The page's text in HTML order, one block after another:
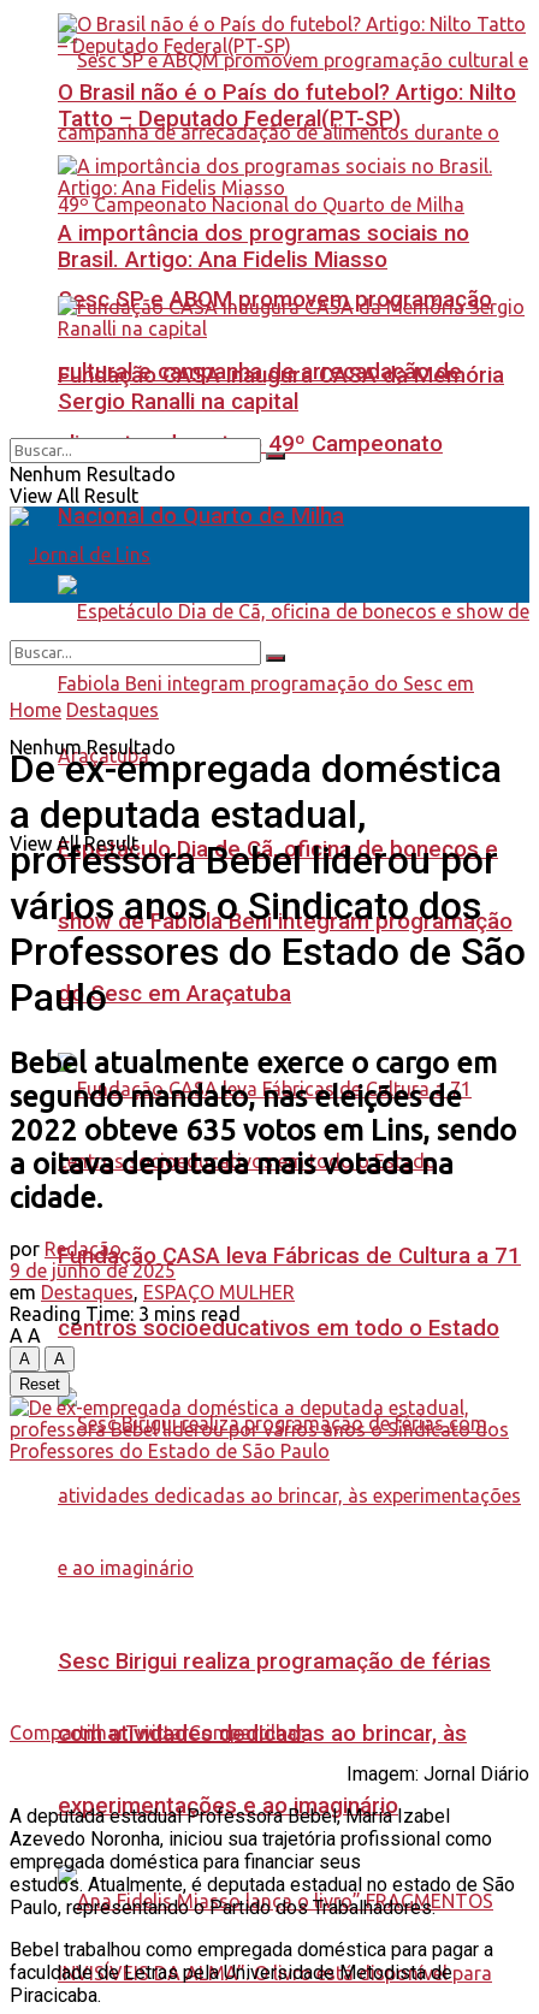
Sesc SP e ABQM promovem programação
cultural e campanha de arrecadação de
alimentos durante o 49º Campeonato
Nacional do Quarto de Milha
Espetáculo Dia de Cã, oficina de bonecos e
show de Fabiola Beni integram programação
do Sesc em Araçatuba
Fundação CASA leva Fábricas de Cultura a 71
centros socioeducativos em todo o Estado
Sesc Birigui realiza programação de férias
com atividades dedicadas ao brincar, às
experimentações e ao imaginário
O Brasil não é o País do futebol? Artigo: Nilto
Tatto – Deputado Federal(PT-SP)
A importância dos programas sociais no
Brasil. Artigo: Ana Fidelis Miasso
Fundação CASA inaugura CASA da Memória
Sergio Ranalli na capital
Nenhum Resultado
View All Result
Nenhum Resultado
View All Result
Home Destaques
De ex-empregada doméstica
a deputada estadual,
professora Bebel liderou por
vários anos o Sindicato dos
Professores do Estado de São
Paulo
Bebel atualmente exerce o cargo em
segundo mandato, nas eleições de
2022 obteve 635 votos em Lins, sendo
a oitava deputada mais votada na
cidade.
por Redação
9 de junho de 2025
em Destaques, ESPAÇO MULHER
Reading Time: 3 mins read
A A
A
A
Reset
CompartilharTwittarCompartilhar
Imagem: Jornal Diário
A deputada estadual Professora Bebel, Maria Izabel
Azevedo Noronha, iniciou sua trajetória profissional como
empregada doméstica para financiar seus
estudos. Atualmente, é deputada estadual no estado de São
Paulo, representando o Partido dos Trabalhadores.
Bebel trabalhou como empregada doméstica para pagar a
faculdade de Letras pela Universidade Metodista de
Piracicaba.